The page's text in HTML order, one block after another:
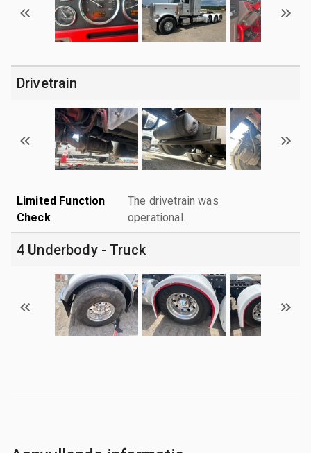
Drivetrain
Limited Function
Check
The drivetrain was
operational.
4 Underbody - Truck